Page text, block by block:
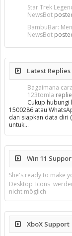
Star Trek
NewsBot
BambuBar:
NewsBot
Latest Replies
Bagaimana
123tomla
Cukup hubungi
1500286 atau
dan siapkan data diri
untuk…
Win 11
She's ready to make
Desktop Icons
nicht möglich
XboX Support